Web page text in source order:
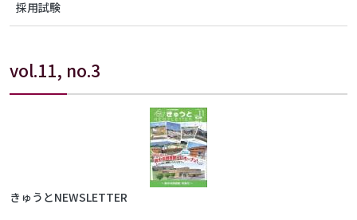
vol.11, no.3
きゅうとNEWSLETTER
採用試験